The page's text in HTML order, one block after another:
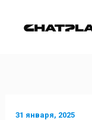
31 января, 2025